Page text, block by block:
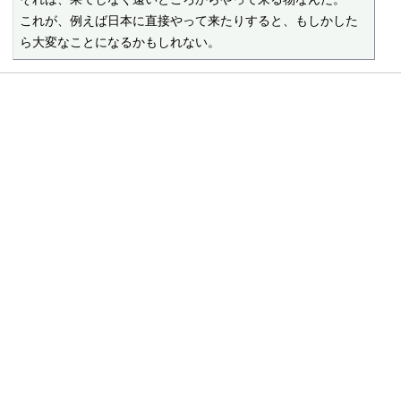
これが、例えば日本に直接やって来たりすると、もしかした
ら大変なことになるかもしれない。